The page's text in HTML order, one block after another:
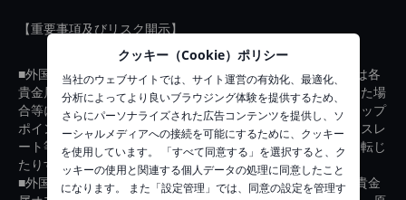
クッキー（Cookie）ポリシー
当社のウェブサイトでは、サイト運営の有効化、最適化、
分析によってより良いブラウジング体験を提供するため、
さらにパーソナライズされた広告コンテンツを提供し、ソ
ーシャルメディアへの接続を可能にするために、クッキー
を使用しています。 「すべて同意する」を選択すると、ク
ッキーの使用と関連する個人データの処理に同意したこと
になります。 また「設定管理」では、同意の設定を管理す
【重要事項及びリスク開示】
■外国為替証拠金取引は各通貨の価格を、貴金属証拠金取引は各
貴金属の価格を指標とし、それらの変動に対する予測を誤った場
合等に損失が発生します。また、売買の状況によってはスワップ
ポイントの支払いが発生したり、通貨の金利や貴金属のリースレ
ート等の変動によりスワップポイントが受取りから支払いに転じ
たりすることがあります。
■外国為替オプション取引は外国為替証拠金取引の通貨を、貴金